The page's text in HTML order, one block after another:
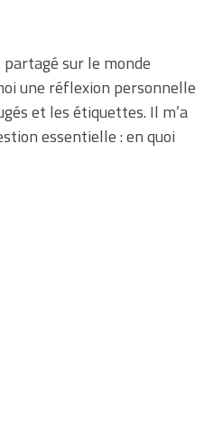
sur le monde
une réflexion personnelle
et les étiquettes. Il m’a
essentielle : en quoi